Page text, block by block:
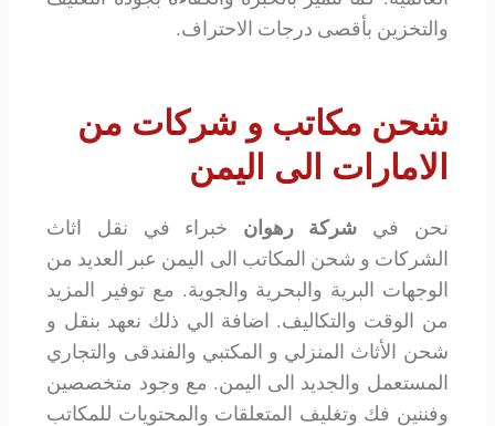
والتخزين بأقصى درجات الاحتراف.
شحن مكاتب و شركات من
الامارات الى اليمن
نحن في شركة رهوان خبراء في نقل اثاث
الشركات و شحن المكاتب الى اليمن عبر العديد من
الوجهات البرية والبحرية والجوية. مع توفير المزيد
من الوقت والتكاليف. اضافة الي ذلك نعهد بنقل و
شحن الأثاث المنزلي و المكتبي والفندقى والتجاري
المستعمل والجديد الى اليمن. مع وجود متخصصين
وفننين فك وتغليف المتعلقات والمحتويات للمكاتب